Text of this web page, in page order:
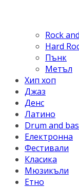
Rock
Hard
Пънк
Метъл
Хип хоп
Джаз
Денс
Латино
Drum and
Електронна
Фестивали
Класика
Мюзикъли
Етно